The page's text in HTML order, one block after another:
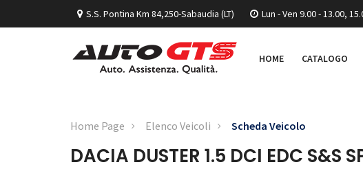
S.S. Pontina Km 84,250-Sabaudia (LT) Lun - Ven 9.00 - 13.00,
HOME CATALOGO
Home Page Elenco Veicoli Scheda Veicolo
DACIA DUSTER 1.5 DCI EDC S&S